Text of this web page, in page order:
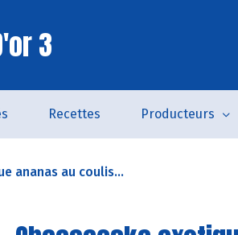
3
Recettes Producteurs
ananas au coulis...